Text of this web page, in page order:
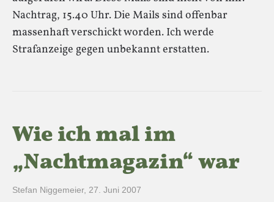
Nachtrag, 15.40 Uhr. Die Mails sind offenbar
massenhaft verschickt worden. Ich werde
Strafanzeige gegen unbekannt erstatten.
Wie ich mal im
„Nachtmagazin“ war
Stefan Niggemeier, 27. Juni 2007